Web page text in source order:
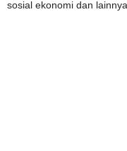
sosial ekonomi dan lainnya.